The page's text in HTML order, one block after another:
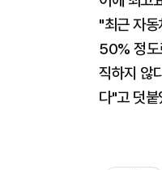
"최근 자
50% 정도
직하지 않
다"고 덧붙